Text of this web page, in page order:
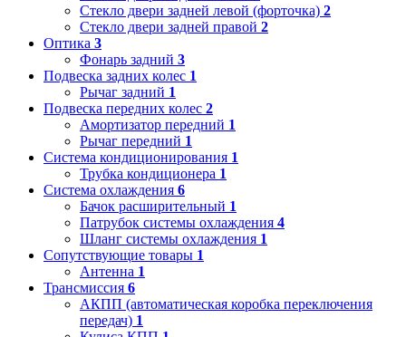
Стекло двери задней левой (форточка) 2
Стекло двери задней правой 2
Оптика 3
Фонарь задний 3
Подвеска задних колес 1
Рычаг задний 1
Подвеска передних колес 2
Амортизатор передний 1
Рычаг передний 1
Система кондиционирования 1
Трубка кондиционера 1
Система охлаждения 6
Бачок расширительный 1
Патрубок системы охлаждения 4
Шланг системы охлаждения 1
Сопутствующие товары 1
Антенна 1
Трансмиссия 6
АКПП (автоматическая коробка переключения
передач) 1